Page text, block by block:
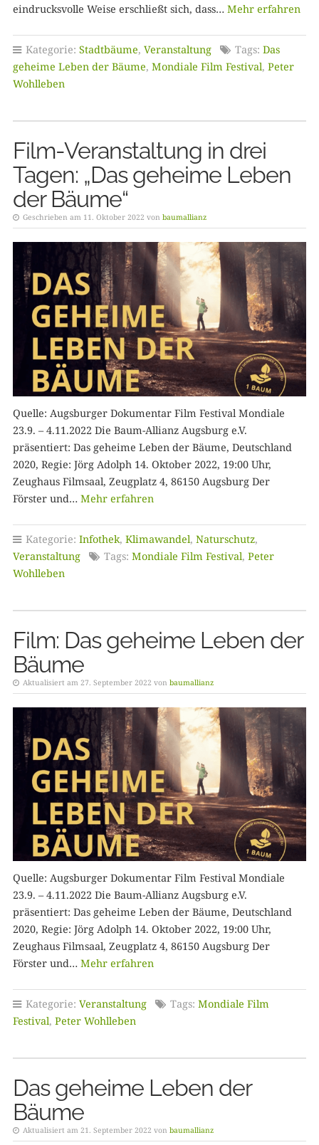
eindrucksvolle Weise erschließt sich, dass… Mehr erfahren
Kategorie: Stadtbäume, Veranstaltung Tags: Das
geheime Leben der Bäume, Mondiale Film Festival, Peter
Wohlleben
Film-Veranstaltung in drei
Tagen: „Das geheime Leben
der Bäume“
Geschrieben am 11. Oktober 2022 von baumallianz
Quelle: Augsburger Dokumentar Film Festival Mondiale
23.9. – 4.11.2022 Die Baum-Allianz Augsburg e.V.
präsentiert: Das geheime Leben der Bäume, Deutschland
2020, Regie: Jörg Adolph 14. Oktober 2022, 19:00 Uhr,
Zeughaus Filmsaal, Zeugplatz 4, 86150 Augsburg Der
Förster und… Mehr erfahren
Kategorie: Infothek, Klimawandel, Naturschutz,
Veranstaltung
Tags: Mondiale Film Festival, Peter
Wohlleben
Film: Das geheime Leben der
Bäume
Aktualisiert am 27. September 2022 von baumallianz
Quelle: Augsburger Dokumentar Film Festival Mondiale
23.9. – 4.11.2022 Die Baum-Allianz Augsburg e.V.
präsentiert: Das geheime Leben der Bäume, Deutschland
2020, Regie: Jörg Adolph 14. Oktober 2022, 19:00 Uhr,
Zeughaus Filmsaal, Zeugplatz 4, 86150 Augsburg Der
Förster und… Mehr erfahren
Kategorie: Veranstaltung Tags: Mondiale Film
Festival, Peter Wohlleben
Das geheime Leben der
Bäume
Aktualisiert am 21. September 2022 von baumallianz